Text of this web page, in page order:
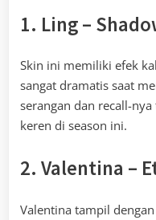
1. Ling –
Skin ini memiliki efek
sangat dramatis saat
serangan dan recall-
keren di season ini.
2. Valentina –
Valentina tampil